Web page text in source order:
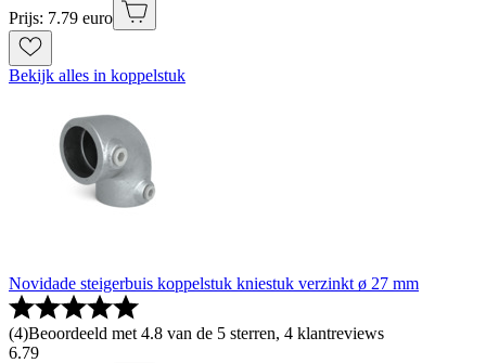
Prijs: 7.79 euro
Bekijk alles in koppelstuk
Novidade steigerbuis koppelstuk kniestuk verzinkt ø 27 mm
(4)Beoordeeld met 4.8 van de 5 sterren, 4 klantreviews
6.79